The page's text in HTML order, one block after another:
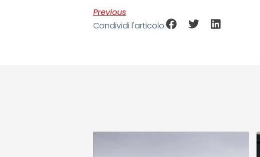
Previous
Condividi l'articolo: